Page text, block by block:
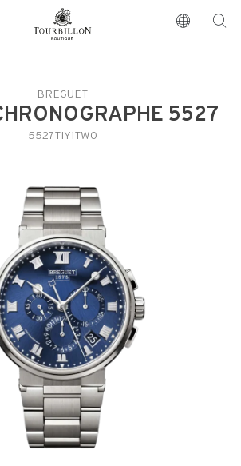
www.tourbillon.com/fr
BREGUET
5527
5527TIY1TW0